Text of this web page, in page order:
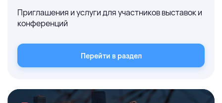
Приглашения и услуги для участников выставок и
конференций
Перейти в раздел